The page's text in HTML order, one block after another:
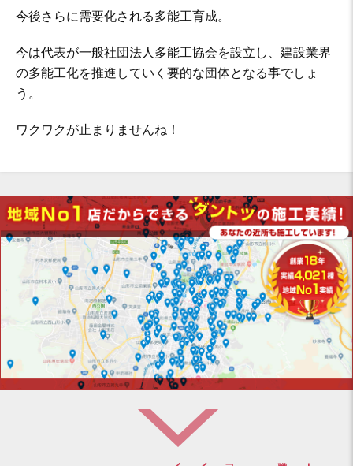
今後さらに需要化される多能工育成。
今は代表が一般社団法人多能工協会を設立し、建設業界
の多能工化を推進していく要的な団体となる事でしょ
う。
ワクワクが止まりませんね！